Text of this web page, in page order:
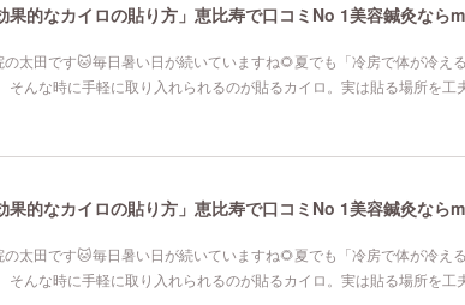
果的なカイロの貼り方」恵比寿で口コミNo 1美容鍼灸なら
太田です🐱毎日暑い日が続いていますね🌻夏でも「冷房で体が冷え
そんな時に手軽に取り入れられるのが貼るカイロ。実は貼る場所を工
果的なカイロの貼り方」恵比寿で口コミNo 1美容鍼灸なら
太田です🐱毎日暑い日が続いていますね🌻夏でも「冷房で体が冷え
そんな時に手軽に取り入れられるのが貼るカイロ。実は貼る場所を工